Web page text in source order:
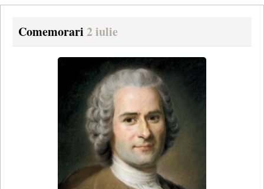
Comemorari 2 iulie